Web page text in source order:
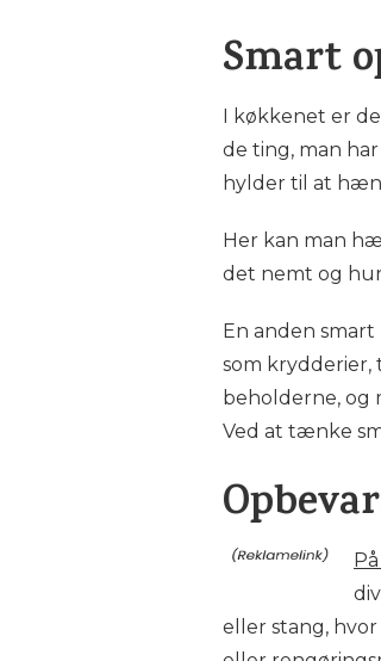
Smart
I køkkenet er
de ting, man
hylder til at
Her kan man
det nemt og
En anden
som krydderier,
beholderne, og
Ved at tænke
eller stang,